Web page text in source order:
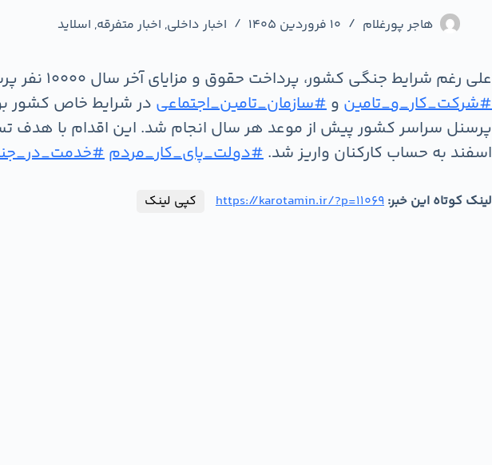
هاجر پورغلام
10 فروردین 1405 اخبار داخلی, اخبار متفرقه, اسلاید
علی رغم شرایط جنگی کشور، پرداخت حقوق و مزایای آخر سال ۱۰۰۰۰ نفر پرسنل، پیش از موعد هر سال انجام شد با فعالیت شبانه روزی همکاران ستاد
#شرکت_کار_و_تامین و#سازمان_تامین_اجتماعی در شرایط خاص کشور
پرسنل سراسر کشور پیش از موعد هر سال انجام شد. این اقدام با هدف
اسفند به حساب کارکنان واریز شد.#دولت_پای_کار_مردم
لینک کوتاه این خبر: https://karotamin.ir/?p=11069 کپی لینک